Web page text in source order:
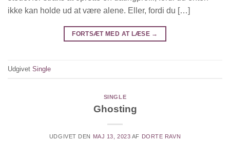
ikke kan holde ud at være alene. Eller, fordi du […]
FORTSÆT MED AT LÆSE →
Udgivet Single
SINGLE
Ghosting
UDGIVET DEN MAJ 13, 2023 AF DORTE RAVN